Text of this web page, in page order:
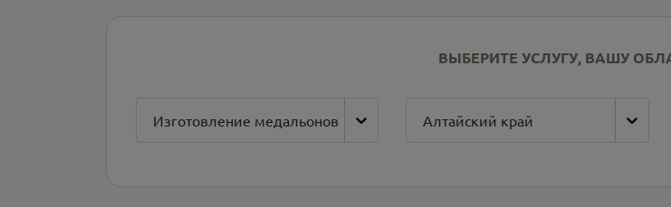
ВЫБЕРИТЕ УСЛУГУ, ВАШУ
Изготовление медальонов Алтайский край